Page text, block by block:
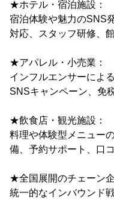
★ホテル・宿泊施設：
宿泊体験や魅力のSNS
対応、スタッフ研修、
★アパレル・小売業：
インフルエンサーによ
SNSキャンペーン、免
★飲食店・観光施設：
料理や体験型メニュー
備、予約サポート、口
★全国展開のチェーン企
統一的なインバウンド